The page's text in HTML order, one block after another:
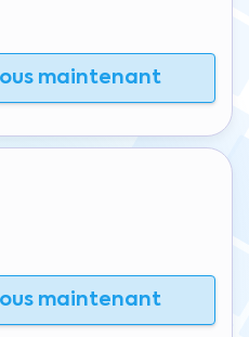
maintenant
maintenant